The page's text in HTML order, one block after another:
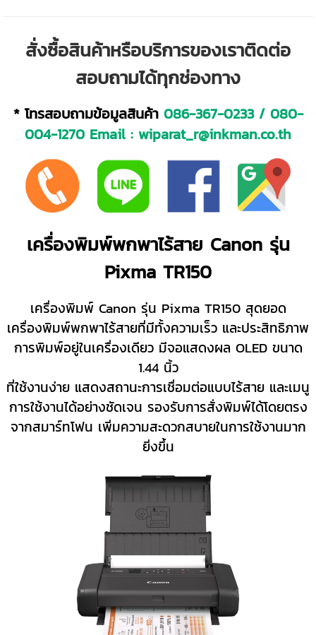
สั่งซื้อสินค้าหรือบริการของเราติดต่อ
สอบถามได้ทุกช่องทาง
* โทรสอบถามข้อมูลสินค้า 086-367-0233/ 080-
004-1270 Email : wiparat_r@inkman.co.th
เครื่องพิมพ์พกพาไร้สาย Canon รุ่น
Pixma TR150
เครื่องพิมพ์ Canon รุ่น Pixma TR150 สุดยอด
เครื่องพิมพ์พกพาไร้สายที่มีทั้งความเร็ว และประสิทธิภาพ
การพิมพ์อยู่ในเครื่องเดียว มีจอแสดงผล OLED ขนาด
1.44 นิ้ว
ที่ใช้งานง่าย แสดงสถานะการเชื่อมต่อแบบไร้สาย และเมนู
การใช้งานได้อย่างชัดเจน รองรับการสั่งพิมพ์ได้โดยตรง
จากสมาร์ทโฟน เพิ่มความสะดวกสบายในการใช้งานมาก
ยิ่งขึ้น